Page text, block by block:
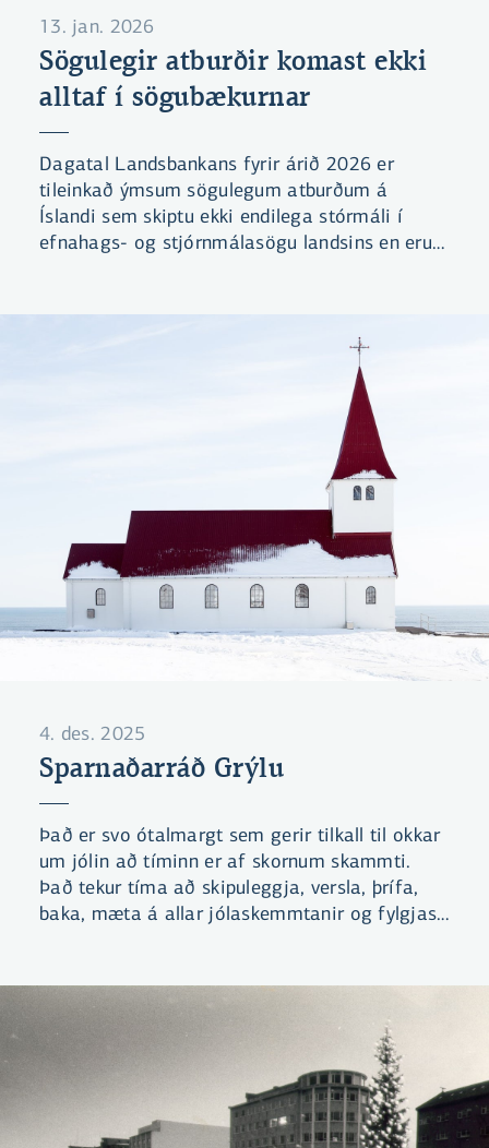
13. jan. 2026
Sögulegir atburðir komast ekki
alltaf í sögubækurnar
Dagatal Landsbankans fyrir árið 2026 er
tileinkað ýmsum sögulegum atburðum á
Íslandi sem skiptu ekki endilega stórmáli í
efnahags- og stjórnmálasögu landsins en eru
Jónsson til að gera nokkrum slíkum atburðum
4. des. 2025
Sparnaðarráð Grýlu
Það er svo ótalmargt sem gerir tilkall til okkar
um jólin að tíminn er af skornum skammti.
Það tekur tíma að skipuleggja, versla, þrífa,
baka, mæta á allar jólaskemmtanir og fylgjast
saumaklúbbnum ... Hvernig eigum við að finna
tíma fyrir þetta allt? Við hringdum í vin – Grýlu.